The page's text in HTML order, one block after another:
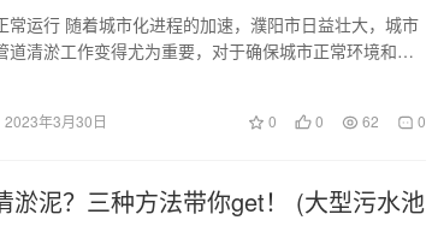
运行 随着城市化进程的加速，濮阳市日益壮大，城市
清淤工作变得尤为重要，对于确保城市正常环境和基
2023年3月30日 0 0 62 0
淤泥？三种方法带你get！ (大型污水池